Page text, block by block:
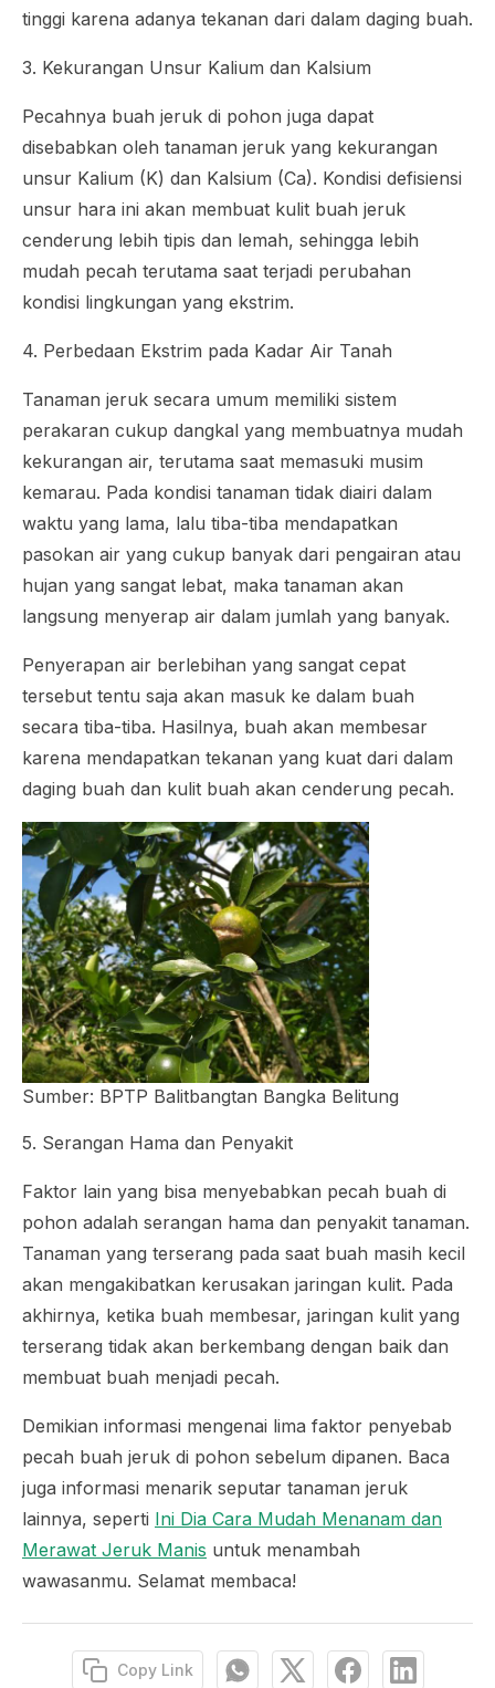
tinggi karena adanya tekanan dari dalam daging buah.
3. Kekurangan Unsur Kalium dan Kalsium
Pecahnya buah jeruk di pohon juga dapat
disebabkan oleh tanaman jeruk yang kekurangan
unsur Kalium (K) dan Kalsium (Ca). Kondisi defisiensi
unsur hara ini akan membuat kulit buah jeruk
cenderung lebih tipis dan lemah, sehingga lebih
mudah pecah terutama saat terjadi perubahan
kondisi lingkungan yang ekstrim.
4. Perbedaan Ekstrim pada Kadar Air Tanah
Tanaman jeruk secara umum memiliki sistem
perakaran cukup dangkal yang membuatnya mudah
kekurangan air, terutama saat memasuki musim
kemarau. Pada kondisi tanaman tidak diairi dalam
waktu yang lama, lalu tiba-tiba mendapatkan
pasokan air yang cukup banyak dari pengairan atau
hujan yang sangat lebat, maka tanaman akan
langsung menyerap air dalam jumlah yang banyak.
Penyerapan air berlebihan yang sangat cepat
tersebut tentu saja akan masuk ke dalam buah
secara tiba-tiba. Hasilnya, buah akan membesar
karena mendapatkan tekanan yang kuat dari dalam
daging buah dan kulit buah akan cenderung pecah.
Sumber: BPTP Balitbangtan Bangka Belitung
5. Serangan Hama dan Penyakit
Faktor lain yang bisa menyebabkan pecah buah di
pohon adalah serangan hama dan penyakit tanaman.
Tanaman yang terserang pada saat buah masih kecil
akan mengakibatkan kerusakan jaringan kulit. Pada
akhirnya, ketika buah membesar, jaringan kulit yang
terserang tidak akan berkembang dengan baik dan
membuat buah menjadi pecah.
Demikian informasi mengenai lima faktor penyebab
pecah buah jeruk di pohon sebelum dipanen. Baca
juga informasi menarik seputar tanaman jeruk
lainnya, seperti Ini Dia Cara Mudah Menanam dan
Merawat Jeruk Manis untuk menambah
wawasanmu. Selamat membaca!
Copy Link